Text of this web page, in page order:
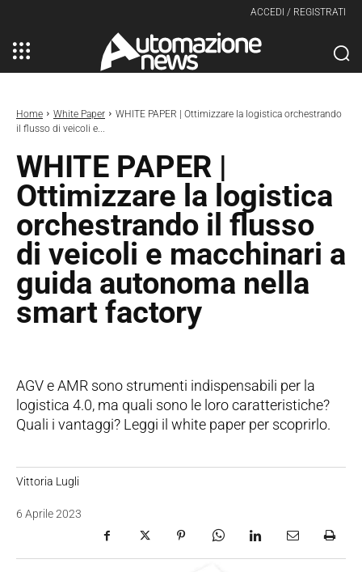
ACCEDI / REGISTRATI
Home White Paper
WHITE PAPER | Ottimizzare la logistica orchestrando
il flusso di veicoli e...
WHITE PAPER |
Ottimizzare la logistica
orchestrando il flusso
di veicoli e macchinari a
guida autonoma nella
smart factory
AGV e AMR sono strumenti indispensabili per la
logistica 4.0, ma quali sono le loro caratteristiche?
Quali i vantaggi? Leggi il white paper per scoprirlo.
Vittoria Lugli
6 Aprile 2023